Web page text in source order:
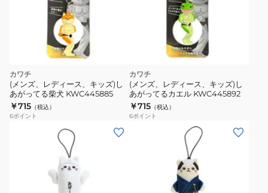
カワチ
(メンズ、レディース、キッズ)し
あがってる柴犬 KWC445885
￥715 （税込）
6ポイント
カワチ
(メンズ、レディース、キッズ)し
あがってるカエル KWC445892
￥715 （税込）
6ポイント